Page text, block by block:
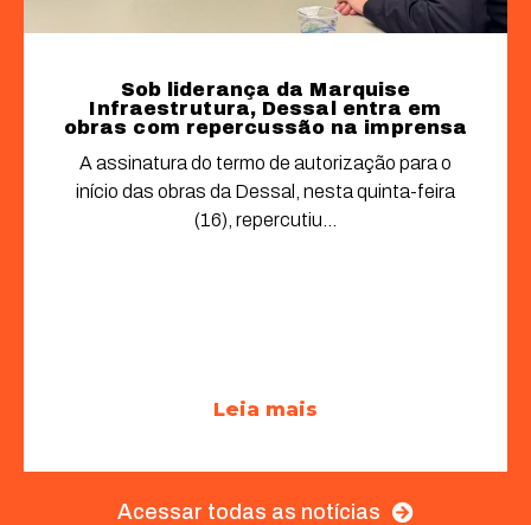
Sob liderança da Marquise
Infraestrutura, Dessal entra em
obras com repercussão na imprensa
A assinatura do termo de autorização para o
início das obras da Dessal, nesta quinta-feira
(16), repercutiu...
Leia mais
Acessar todas as notícias